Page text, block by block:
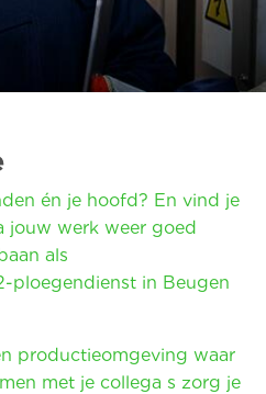
én je hoofd? En vind je
jouw werk weer goed
als
ploegendienst in Beugen
productieomgeving waar
met je collega s zorg je